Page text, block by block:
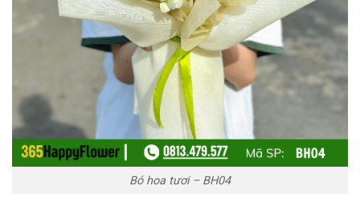
Bó hoa tươi – BH04